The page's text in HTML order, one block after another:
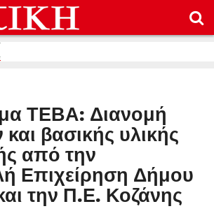
ΤΕΒΑ: Διανομή
βασικής υλικής
από την
Επιχείρηση Δήμου
την Π.Ε. Κοζάνης